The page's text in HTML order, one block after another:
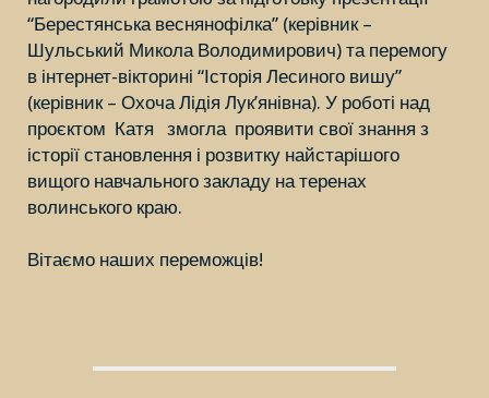
“Берестянська веснянофілка” (керівник –
Шульський Микола Володимирович) та перемогу
в інтернет-вікторині “Історія Лесиного вишу”
(керівник – Охоча Лідія Лук’янівна). У роботі над
проєктом Катя змогла проявити свої знання з
історії становлення і розвитку найстарішого
вищого навчального закладу на теренах
волинського краю.
Вітаємо наших переможців!